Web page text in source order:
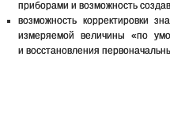
приборами и возможность
возможность корректировки
измеряемой величины «по
и восстановления